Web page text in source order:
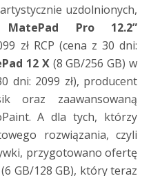
uzdolnionych,
MatePad Pro 12.2”
zł RCP (cena z 30 dni:
12 X(8 GB/256 GB) w
dni: 2099 zł), producent
oraz zaawansowaną
A dla tych, którzy
rozwiązania, czyli
przygotowano ofertę
GB/128 GB), który teraz